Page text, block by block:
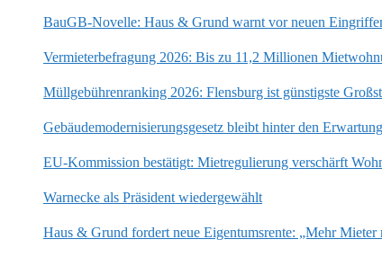
BauGB-Novelle: Haus & Grund warnt vor neuen
Vermieterbefragung 2026: Bis zu 11,2 Millionen
Müllgebührenranking 2026: Flensburg ist günstigste
Gebäudemodernisierungsgesetz bleibt hinter den
EU-Kommission bestätigt: Mietregulierung verschärft
Warnecke als Präsident wiedergewählt
Haus & Grund fordert neue Eigentumsrente: „Mehr Mieter